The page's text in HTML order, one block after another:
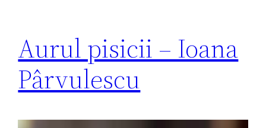
Aurul pisicii – Ioana
Pârvulescu